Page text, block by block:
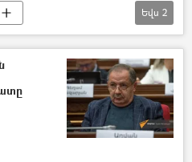
Եվս 2